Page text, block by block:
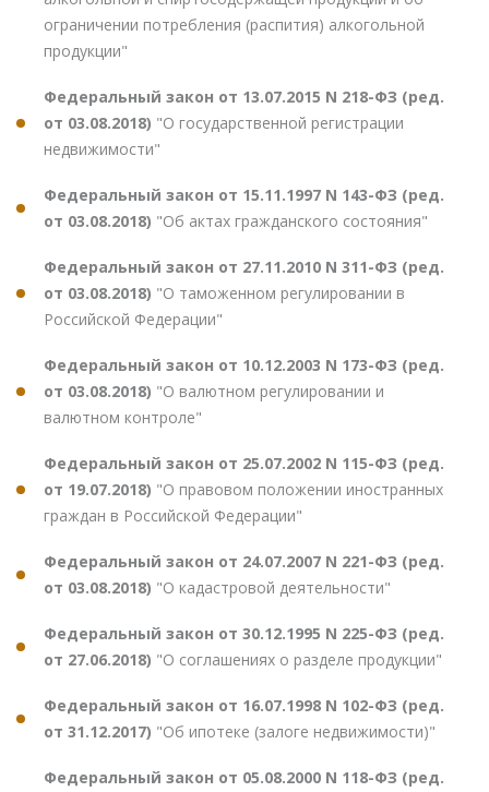
ограничении потребления (распития) алкогольной
продукции"
Федеральный закон от 13.07.2015 N 218-ФЗ (ред.
от 03.08.2018) "О государственной регистрации
недвижимости"
Федеральный закон от 15.11.1997 N 143-ФЗ (ред.
от 03.08.2018) "Об актах гражданского состояния"
Федеральный закон от 27.11.2010 N 311-ФЗ (ред.
от 03.08.2018) "О таможенном регулировании в
Российской Федерации"
Федеральный закон от 10.12.2003 N 173-ФЗ (ред.
от 03.08.2018) "О валютном регулировании и
валютном контроле"
Федеральный закон от 25.07.2002 N 115-ФЗ (ред.
от 19.07.2018) "О правовом положении иностранных
граждан в Российской Федерации"
Федеральный закон от 24.07.2007 N 221-ФЗ (ред.
от 03.08.2018) "О кадастровой деятельности"
Федеральный закон от 30.12.1995 N 225-ФЗ (ред.
от 27.06.2018) "О соглашениях о разделе продукции"
Федеральный закон от 16.07.1998 N 102-ФЗ (ред.
от 31.12.2017) "Об ипотеке (залоге недвижимости)"
Федеральный закон от 05.08.2000 N 118-ФЗ (ред.